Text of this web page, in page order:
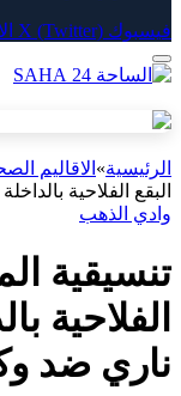
فيسبوك X (Twitter)
الرئيسية» الاقاليم
البقع الفلاحية
وادي الذهب
تنسيقية
الفلاحية
ناري ضد